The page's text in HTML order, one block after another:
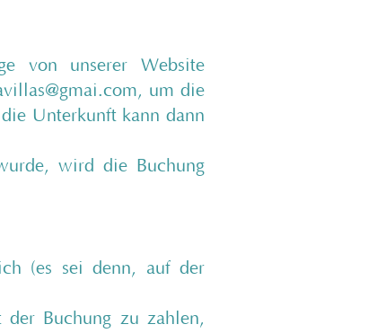
von unserer Website
, um die
Unterkunft kann dann
wird die Buchung
(es sei denn, auf der
der Buchung zu zahlen,